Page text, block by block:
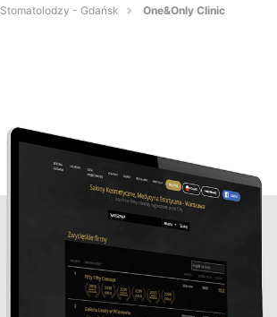
Stomatolodzy - Gdańsk One&Only Clinic